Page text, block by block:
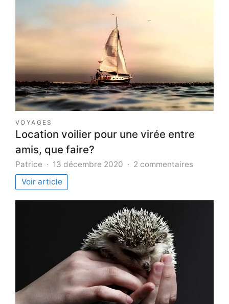
VOYAGES
Location voilier pour une virée entre
amis, que faire?
Patrice 13 décembre 2020 2 commentaires
Voir article